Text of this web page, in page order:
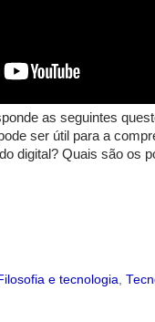
as seguintes
ser útil para a
digital? Quais são os
e tecnologia,